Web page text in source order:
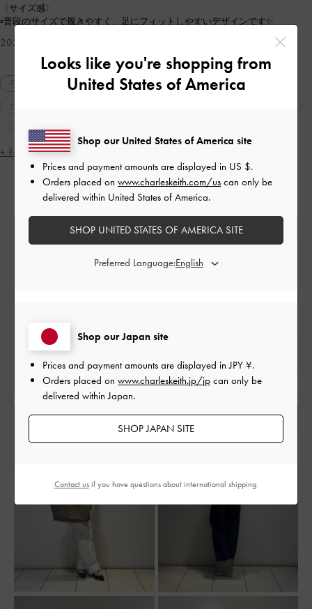
〈サイズ感〉
▫︎普段のサイズで履きやすく、足にフィットしやすいデザインです✨
2026-07-15 にアップロード
カジュアル
シンプル・ベーシック
デート
2WAY・3WAY
軽量
ギフト
パーティー 人気アイテム
再入荷アイテム
フェミニン
コンサバティブ ガーリー
+ もっと見る
人気のコーディネート
Looks like you're shopping from
United States of America
Shop our Japan site
Prices and payment amounts are displayed inJPY ¥.
Orders placed on www.charleskeith.jp/jp can only be
delivered within Japan.
SHOP JAPAN SITE
Shop our United States of America site
Prices and payment amounts are displayed in US $.
Orders placed on www.charleskeith.com/us can only be
delivered within United States of America.
SHOP UNITED STATES OF AMERICA SITE
Preferred Language:
Contact usif you have questions about international shipping.